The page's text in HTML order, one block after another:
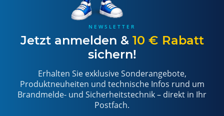
NEWSLETTER
Jetzt anmelden & 10 € Rabatt
sichern!
Erhalten Sie exklusive Sonderangebote,
Produktneuheiten und technische Infos rund um
Brandmelde- und Sicherheitstechnik – direkt in Ihr
Postfach.